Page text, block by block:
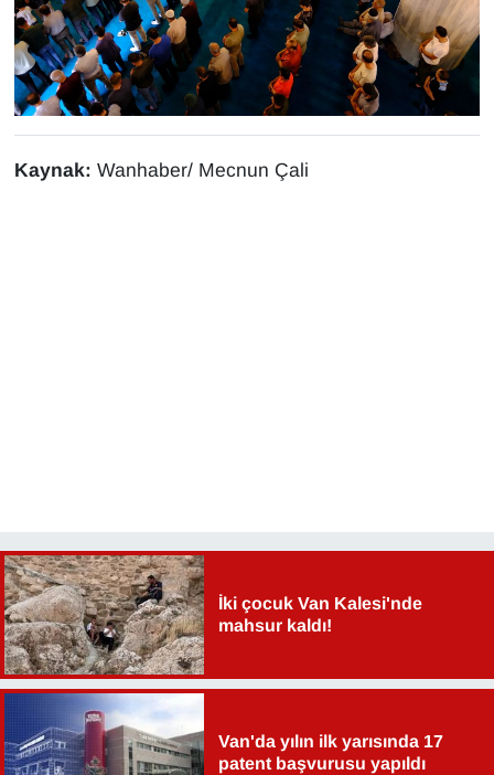
Kaynak: Wanhaber/ Mecnun Çali
İki çocuk Van Kalesi'nde
mahsur kaldı!
Van'da yılın ilk yarısında 17
patent başvurusu yapıldı
SAĞLIK
Seri İlan
YAŞAM
YEREL